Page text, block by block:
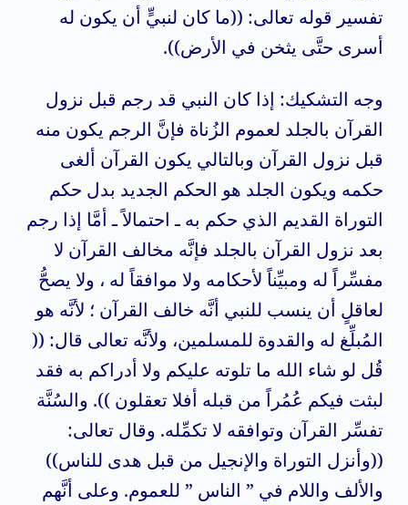
تفسير قوله تعالى: ((ما كان لنبيٍّ أن يكون له
أسرى حتَّى يثخن في الأرض)).
وجه التشكيك: إذا كان النبي قد رجم قبل نزول
القرآن بالجلد لعموم الزُناة فإنَّ الرجم يكون منه
قبل نزول القرآن وبالتالي يكون القرآن ألغى
حكمه ويكون الجلد هو الحكم الجديد بدل حكم
التوراة القديم الذي حكم به ـ احتمالاً ـ أمَّا إذا رجم
بعد نزول القرآن بالجلد فإنَّه مخالف القرآن لا
مفسِّراً له ومبيِّناً لأحكامه ولا موافقاً له ، ولا يصحُّ
لعاقلٍ أن ينسب للنبي أنَّه خالف القرآن ؛ لأنَّه هو
المُبلِّغ له والقدوة للمسلمين، ولأنَّه تعالى قال: ((
قُل لو شاء الله ما تلوته عليكم ولا أدراكم به فقد
لبثت فيكم عُمُراً من قبله أفلا تعقلون )). والسُنَّة
تفسِّر القرآن وتوافقه لا تكمِّله. وقال تعالى:
((وأنزل التوراة والإنجيل من قبل هدى للناس))
والألف واللام في ” الناس ” للعموم. وعلى أنَّهم